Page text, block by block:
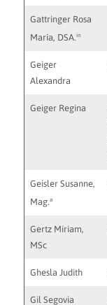
Gattringer Rosa
Maria, DSA.in
Geiger
Alexandra
Geiger Regina
Geisler Susanne,
Mag.a
Gertz Miriam,
MSc
Ghesla Judith
Gil Segovia